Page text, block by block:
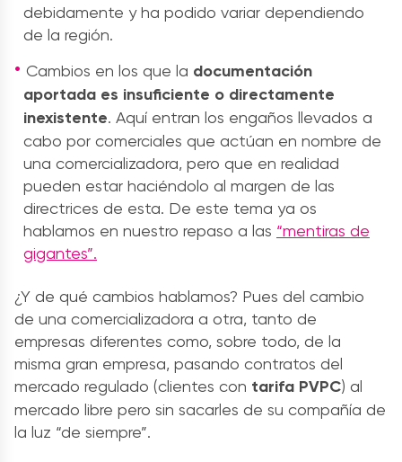
debidamente y ha podido variar dependiendo
de la región.
Cambios en los que la documentación
aportada es insuficiente o directamente
inexistente. Aquí entran los engaños llevados a
cabo por comerciales que actúan en nombre de
una comercializadora, pero que en realidad
pueden estar haciéndolo al margen de las
directrices de esta. De este tema ya os
hablamos en nuestro repaso a las “mentiras de
gigantes”.
¿Y de qué cambios hablamos? Pues del cambio
de una comercializadora a otra, tanto de
empresas diferentes como, sobre todo, de la
misma gran empresa, pasando contratos del
mercado regulado (clientes con tarifa PVPC) al
mercado libre pero sin sacarles de su compañía de
la luz “de siempre”.